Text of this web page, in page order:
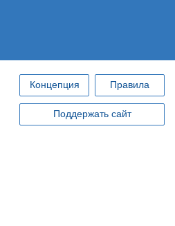
Концепция Правила
Поддержать сайт